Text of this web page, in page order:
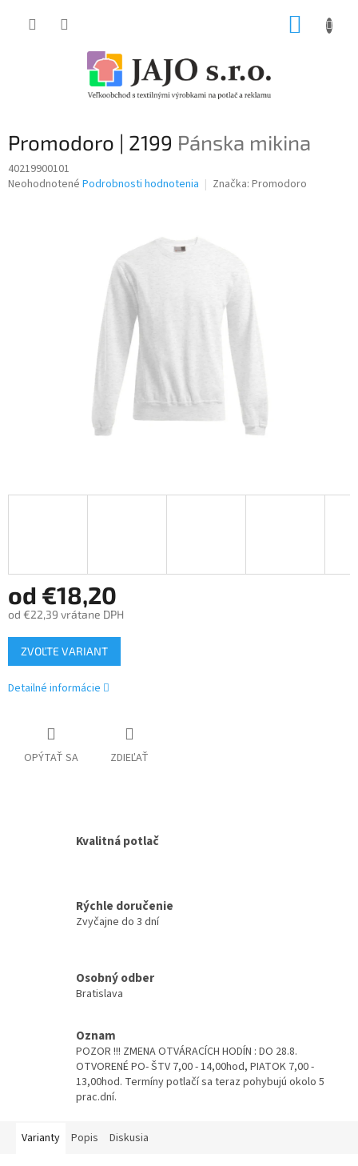
Promodoro | 2199 Pánska mikina
40219900101
Priemerné
Neohodnotené Podrobnosti hodnotenia Značka: Promodoro
od €18,20
od €22,39 vrátane DPH
Jednotková
cena:
ZVOĽTE VARIANT
Detailné informácie
OPÝTAŤ SA ZDIEĽAŤ
Kvalitná potlač
Rýchle doručenie
Zvyčajne do 3 dní
Osobný odber
Bratislava
Oznam
POZOR !!! ZMENA OTVÁRACÍCH HODÍN : DO 28.8.
OTVORENÉ PO- ŠTV 7,00 - 14,00hod, PIATOK 7,00 -
13,00hod. Termíny potlačí sa teraz pohybujú okolo 5
prac.dní.
Varianty Popis Diskusia